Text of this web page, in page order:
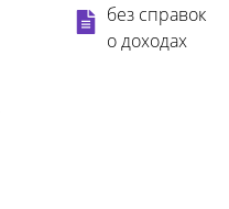
без справок
о доходах